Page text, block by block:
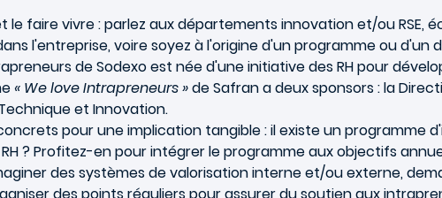
le faire vivre : parlez aux départements innovation et/ou
l'entreprise, voire soyez à l'origine d'un programme ou d'un
de Sodexo est née d'une initiative des RH pour
« We love Intrapreneurs »de Safran a deux sponsors : la
et Innovation.
pour une implication tangible : il existe un
? Profitez-en pour intégrer le programme aux objectifs
des systèmes de valorisation interne et/ou externe,